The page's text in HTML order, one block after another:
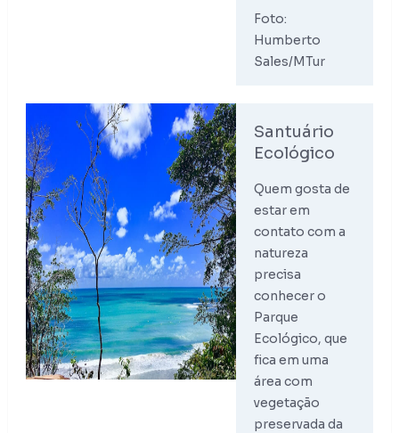
Foto:
Humberto
Sales/MTur
Santuário
Ecológico
Quem gosta de
estar em
contato com a
natureza
precisa
conhecer o
Parque
Ecológico, que
fica em uma
área com
vegetação
preservada da